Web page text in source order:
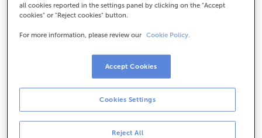
tranquilo ante cualquier daño o imprevisto. Si
tienes mascotas, piscina o una segunda vivienda, o si
quieres proteger objetos de valor especial para ti.
Más información Seguro Hogar
all cookies reported in the settings panel by clicking on the "Accept
cookies" or "Reject cookies" button.
For more information, please review our Cookie Policy.
Reject All
Cookies Settings
Accept Cookies